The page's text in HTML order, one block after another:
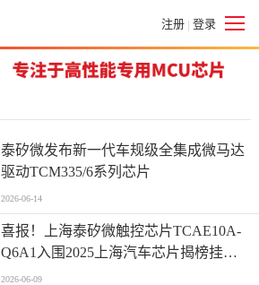
注册 | 登录
泰矽微发布新一代车规级全集成微马达
驱动TCM335/6系列芯片
2026-06-14
喜报！上海泰矽微触控芯片TCAE10A-
Q6A1入围2025上海汽车芯片揭榜挂帅
产品
2026-06-09